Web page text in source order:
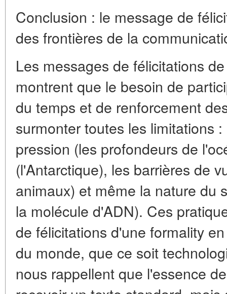
Conclusion : le message de
des frontières de la
Les messages de félicitations
montrent que le besoin de
du temps et de renforcement
surmonter toutes les limitations
pression (les profondeurs de
(l'Antarctique), les barrières de
animaux) et même la nature du
la molécule d'ADN). Ces
de félicitations d'une formality
du monde, que ce soit
nous rappellent que l'essence